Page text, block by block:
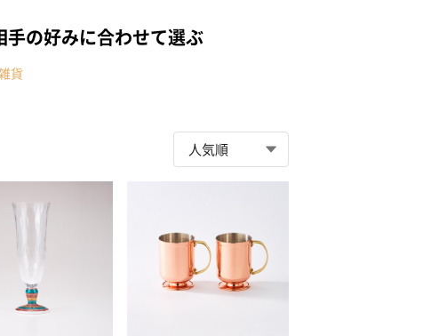
の好みに合わせて選ぶ
貨